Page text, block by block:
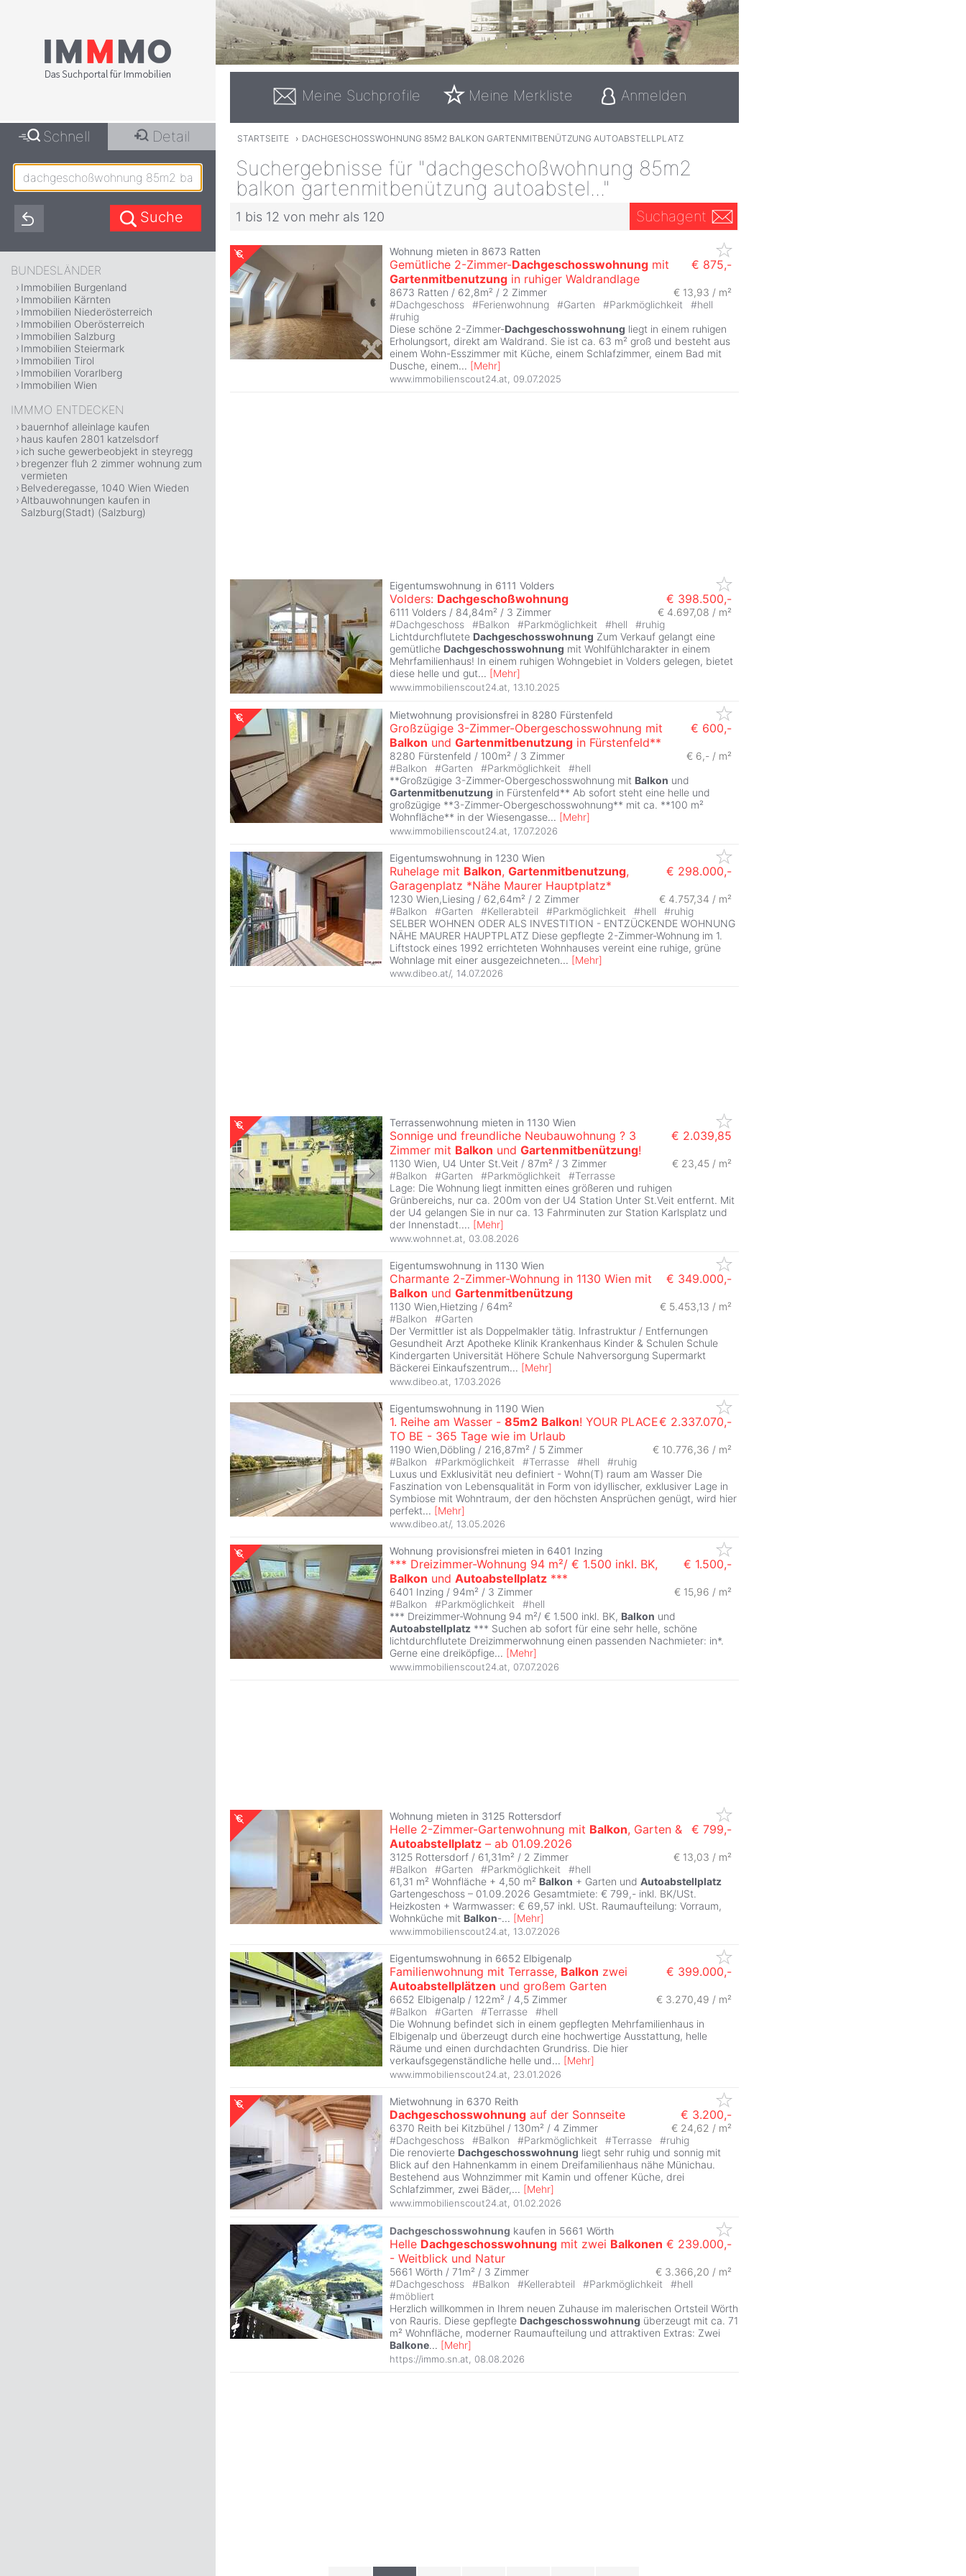
Meine Suchprofile Meine Merkliste Anmelden
STARTSEITE › DACHGESCHOSSWOHNUNG 85M2 BALKON GARTENMITBENÜTZUNG AUTOABSTELLPLATZ
Suchergebnisse für "dachgeschoßwohnung 85m2
balkon gartenmitbenützung autoabstel..."
1 bis 12 von mehr als 120 Suchagent
Wohnung mieten in 8673 Ratten
Gemütliche 2-Zimmer-Dachgeschosswohnung mit
Gartenmitbenutzung in ruhiger Waldrandlage
€ 875,-
8673 Ratten / 62,8m² / 2 Zimmer
€ 13,93 / m²
#Dachgeschoss #Ferienwohnung #Garten #Parkmöglichkeit #hell
#ruhig
Diese schöne 2-Zimmer-Dachgeschosswohnung liegt in einem ruhigen
Erholungsort, direkt am Waldrand. Sie ist ca. 63 m² groß und besteht aus
einem Wohn-Esszimmer mit Küche, einem Schlafzimmer, einem Bad mit
Dusche, einem... [Mehr]
www.immobilienscout24.at 09.07.2025
Eigentumswohnung in 6111 Volders
Volders: Dachgeschoßwohnung € 398.500,-
6111 Volders / 84,84m² / 3 Zimmer
€ 4.697,08 / m²
#Dachgeschoss #Balkon #Parkmöglichkeit #hell #ruhig
Lichtdurchflutete Dachgeschosswohnung Zum Verkauf gelangt eine
gemütliche Dachgeschosswohnung mit Wohlfühlcharakter in einem
Mehrfamilienhaus! In einem ruhigen Wohngebiet in Volders gelegen, bietet
diese helle und gut... [Mehr]
www.immobilienscout24.at 13.10.2025
Mietwohnung provisionsfrei in 8280 Fürstenfeld
Großzügige 3-Zimmer-Obergeschosswohnung mit
Balkon und Gartenmitbenutzung in Fürstenfeld**
€ 600,-
8280 Fürstenfeld / 100m² / 3 Zimmer
€ 6,- / m²
#Balkon #Garten #Parkmöglichkeit #hell
**Großzügige 3-Zimmer-Obergeschosswohnung mit Balkon und
Gartenmitbenutzung in Fürstenfeld** Ab sofort steht eine helle und
großzügige **3-Zimmer-Obergeschosswohnung** mit ca. **100 m²
Wohnfläche** in der Wiesengasse... [Mehr]
www.immobilienscout24.at 17.07.2026
Eigentumswohnung in 1230 Wien
Ruhelage mit Balkon, Gartenmitbenutzung,
Garagenplatz *Nähe Maurer Hauptplatz*
€ 298.000,-
1230 Wien,Liesing / 62,64m² / 2 Zimmer
€ 4.757,34 / m²
#Balkon #Garten #Kellerabteil #Parkmöglichkeit #hell #ruhig
SELBER WOHNEN ODER ALS INVESTITION - ENTZÜCKENDE WOHNUNG
NÄHE MAURER HAUPTPLATZ Diese gepflegte 2-Zimmer-Wohnung im 1.
Liftstock eines 1992 errichteten Wohnhauses vereint eine ruhige, grüne
Wohnlage mit einer ausgezeichneten... [Mehr]
www.dibeo.at/, 14.07.2026
Terrassenwohnung mieten in 1130 Wien
Sonnige und freundliche Neubauwohnung ? 3
Zimmer mit Balkon und Gartenmitbenützung!
€ 2.039,85
1130 Wien, U4 Unter St.Veit / 87m² / 3 Zimmer € 23,45 / m²
#Balkon #Garten #Parkmöglichkeit #Terrasse
Lage: Die Wohnung liegt inmitten eines größeren und ruhigen
Grünbereichs, nur ca. 200m von der U4 Station Unter St.Veit entfernt. Mit
der U4 gelangen Sie in nur ca. 13 Fahrminuten zur Station Karlsplatz und
der Innenstadt.... [Mehr]
www.wohnnet.at 03.08.2026
Eigentumswohnung in 1130 Wien
Charmante 2-Zimmer-Wohnung in 1130 Wien mit
Balkon und Gartenmitbenützung
€ 349.000,-
1130 Wien,Hietzing / 64m²
€ 5.453,13 / m²
#Balkon #Garten
Der Vermittler ist als Doppelmakler tätig. Infrastruktur / Entfernungen
Gesundheit Arzt Apotheke Klinik Krankenhaus Kinder & Schulen Schule
Kindergarten Universität Höhere Schule Nahversorgung Supermarkt
Bäckerei Einkaufszentrum... [Mehr]
www.dibeo.at 17.03.2026
Eigentumswohnung in 1190 Wien
1. Reihe am Wasser - 85m2 Balkon! YOUR PLACE
TO BE - 365 Tage wie im Urlaub
€ 2.337.070,-
1190 Wien,Döbling / 216,87m² / 5 Zimmer
€ 10.776,36 / m²
#Balkon #Parkmöglichkeit #Terrasse #hell #ruhig
Luxus und Exklusivität neu definiert - Wohn(T) raum am Wasser Die
Faszination von Lebensqualität in Form von idyllischer, exklusiver Lage in
Symbiose mit Wohntraum, der den höchsten Ansprüchen genügt, wird hier
perfekt... [Mehr]
www.dibeo.at/, 13.05.2026
Wohnung provisionsfrei mieten in 6401 Inzing
*** Dreizimmer-Wohnung 94 m²/ € 1.500 inkl. BK,
Balkon und Autoabstellplatz ***
€ 1.500,-
6401 Inzing / 94m² / 3 Zimmer
€ 15,96 / m²
#Balkon #Parkmöglichkeit #hell
*** Dreizimmer-Wohnung 94 m²/ € 1.500 inkl. BK, Balkon und
Autoabstellplatz *** Suchen ab sofort für eine sehr helle, schöne
lichtdurchflutete Dreizimmerwohnung einen passenden Nachmieter: in*.
Gerne eine dreiköpfige... [Mehr]
www.immobilienscout24.at 07.07.2026
Wohnung mieten in 3125 Rottersdorf
Helle 2-Zimmer-Gartenwohnung mit Balkon, Garten &
Autoabstellplatz – ab 01.09.2026
€ 799,-
3125 Rottersdorf / 61,31m² / 2 Zimmer
€ 13,03 / m²
#Balkon #Garten #Parkmöglichkeit #hell
61,31 m² Wohnfläche + 4,50 m² Balkon + Garten und Autoabstellplatz
Gartengeschoss – 01.09.2026 Gesamtmiete: € 799,- inkl. BK/USt.
Heizkosten + Warmwasser: € 69,57 inkl. USt. Raumaufteilung: Vorraum,
Wohnküche mit Balkon-... [Mehr]
www.immobilienscout24.at, 13.07.2026
Eigentumswohnung in 6652 Elbigenalp
Familienwohnung mit Terrasse, Balkon zwei
Autoabstellplätzen und großem Garten
€ 399.000,-
6652 Elbigenalp / 122m² / 4,5 Zimmer
€ 3.270,49 / m²
#Balkon #Garten #Terrasse #hell
Die Wohnung befindet sich in einem gepflegten Mehrfamilienhaus in
Elbigenalp und überzeugt durch eine hochwertige Ausstattung, helle
Räume und einen durchdachten Grundriss. Die hier
verkaufsgegenständliche helle und... [Mehr]
www.immobilienscout24.at 23.01.2026
Mietwohnung in 6370 Reith
Dachgeschosswohnung auf der Sonnseite € 3.200,-
6370 Reith bei Kitzbühel / 130m² / 4 Zimmer
€ 24,62 / m²
#Dachgeschoss #Balkon #Parkmöglichkeit #Terrasse #ruhig
Die renovierte Dachgeschosswohnung liegt sehr ruhig und sonnig mit
Blick auf den Hahnenkamm in einem Dreifamilienhaus nähe Münichau.
Bestehend aus Wohnzimmer mit Kamin und offener Küche, drei
Schlafzimmer, zwei Bäder,... [Mehr]
www.immobilienscout24.at 01.02.2026
Dachgeschosswohnung kaufen in 5661 Wörth
Helle Dachgeschosswohnung mit zwei Balkonen
- Weitblick und Natur
€ 239.000,-
5661 Wörth / 71m² / 3 Zimmer
€ 3.366,20 / m²
#Dachgeschoss #Balkon #Kellerabteil #Parkmöglichkeit #hell
#möbliert
Herzlich willkommen in Ihrem neuen Zuhause im malerischen Ortsteil Wörth
von Rauris. Diese gepflegte Dachgeschosswohnung überzeugt mit ca. 71
m² Wohnfläche, moderner Raumaufteilung und attraktiven Extras: Zwei
Balkone... [Mehr]
https://immo.sn.at 08.08.2026
Schnell Detail
BUNDESLÄNDER
Immobilien Burgenland
Immobilien Kärnten
Immobilien Niederösterreich
Immobilien Oberösterreich
Immobilien Salzburg
Immobilien Steiermark
Immobilien Tirol
Immobilien Vorarlberg
Immobilien Wien
IMMMO ENTDECKEN
bauernhof alleinlage kaufen
haus kaufen 2801 katzelsdorf
ich suche gewerbeobjekt in steyregg
bregenzer fluh 2 zimmer wohnung zum
vermieten
Belvederegasse, 1040 Wien Wieden
Altbauwohnungen kaufen in
Salzburg(Stadt) (Salzburg)